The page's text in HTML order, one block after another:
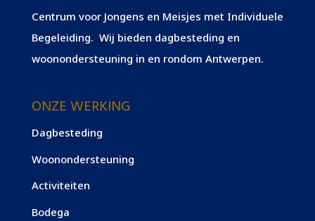
Centrum voor Jongens en Meisjes met Individuele
Begeleiding. Wij bieden dagbesteding en
woonondersteuning in en rondom Antwerpen.
ONZE WERKING
Dagbesteding
Woonondersteuning
Activiteiten
Bodega